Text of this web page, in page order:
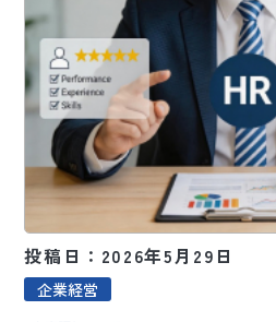
投稿日：2026年5月29日
企業経営